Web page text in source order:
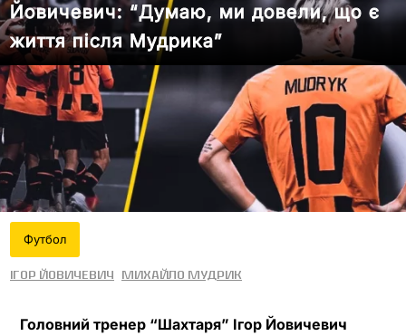
Йовичевич: “Думаю, ми довели, що є
життя після Мудрика”
Футбол
Ігор Йовичевич Михайло Мудрик
Головний тренер “Шахтаря” Ігор Йовичевич